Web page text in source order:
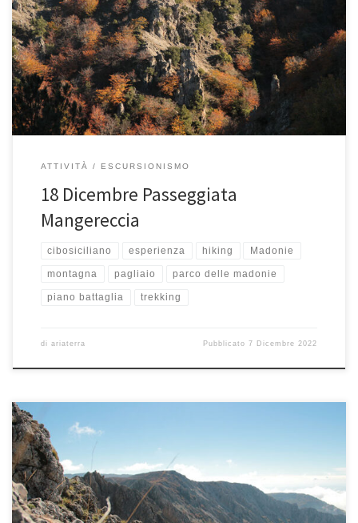
Domenica 18 dicembre 2022 L’arrivederci all’autunno che sta finendo
ed il saluto di benvenuto all’inverno. Lo faremo con una piacevole,
[…]
ATTIVITÀ ESCURSIONISMO
18 Dicembre Passeggiata
Mangereccia
cibosiciliano esperienza hiking Madonie
montagna pagliaio parco delle madonie
piano battaglia trekking
di ariaterra Pubblicato7 Dicembre 2022
Domenica 30 ottobre 2022 In questa lunga coda di estate, faremo una
camminata alla ricerca di colori ed atmosfera autunnale. […]